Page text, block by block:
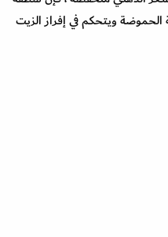
ويتحكم في إفراز الزيت